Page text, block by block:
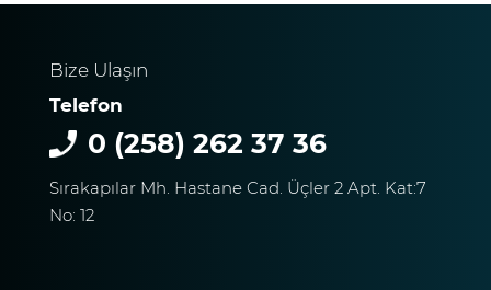
Bize Ulaşın
Telefon
0 (258) 262 37 36
Sırakapılar Mh. Hastane Cad. Üçler 2 Apt. Kat:7
No: 12